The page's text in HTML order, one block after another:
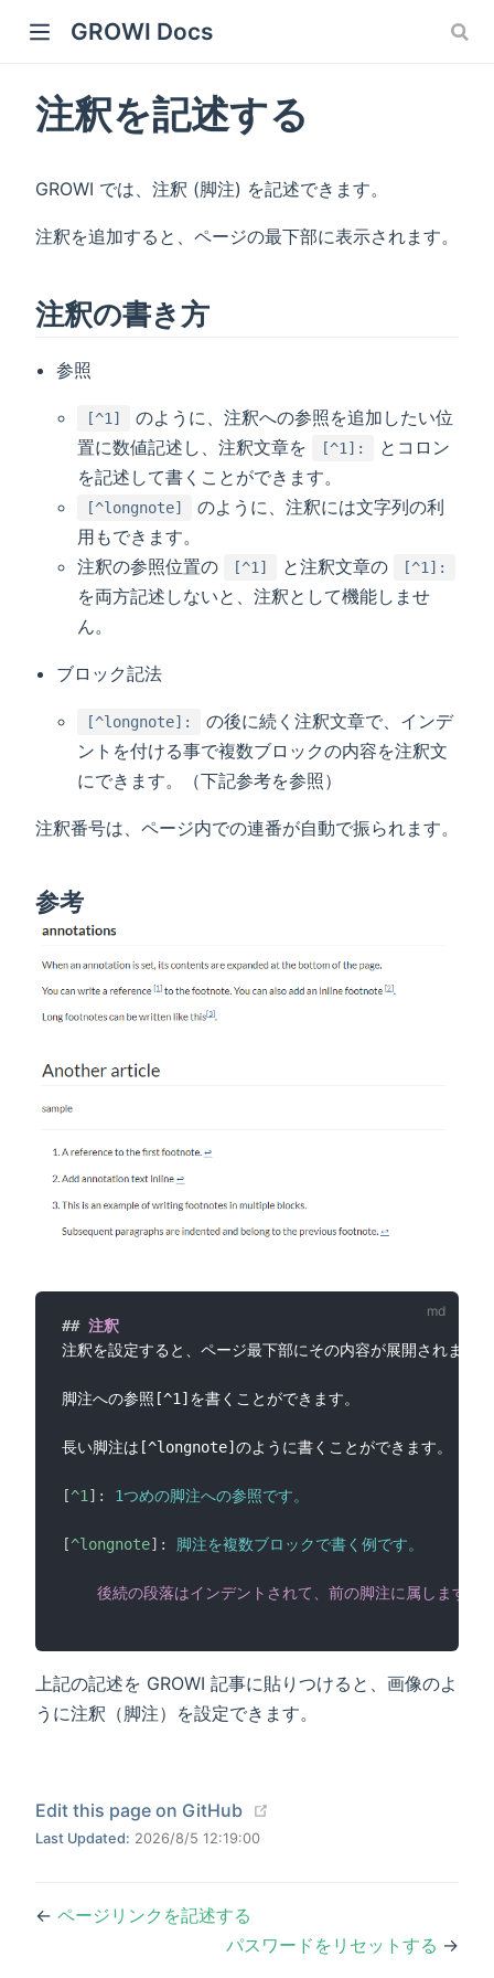
GROWI Docs
注釈を記述する
GROWI では、注釈 (脚注) を記述できます。
注釈を追加すると、ページの最下部に表示されます。
注釈の書き方
参照
[^1]
のように、注釈への参照を追加したい位
置に数値記述し、注釈文章を
[^1]:
とコロン
を記述して書くことができます。
[^longnote]
のように、注釈には文字列の利
用もできます。
注釈の参照位置の
[^1] と注釈文章の [^1]:
を両方記述しないと、注釈として機能しませ
ん。
ブロック記法
[^longnote]:
の後に続く注釈文章で、インデ
ントを付ける事で複数ブロックの内容を注釈文
にできます。（下記参考を参照）
注釈番号は、ページ内での連番が自動で振られます。
参考
## 注釈
注釈を設定すると、ページ最下部にその内容が展開されます。
脚注への参照[^1]を書くことができます。
長い脚注は[^longnote]のように書くことができます。
[^1 ] : 1つめの脚注への参照です。
[^longnote] : 脚注を複数ブロックで書く例です。
    後続の段落はインデントされて、前の脚注に属します。
上記の記述を GROWI 記事に貼りつけると、画像のよ
うに注釈（脚注）を設定できます。
Edit this page on GitHub
Last Updated: 2026/8/5 12:19:00
← ページリンクを記述する
パスワードをリセットする →